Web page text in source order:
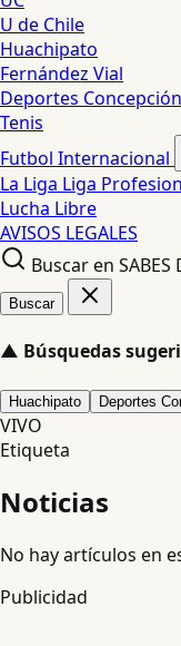
U de Chile
Huachipato
Fernández Vial
Deportes Concepción
Tenis
Futbol Internacional
La Liga Liga
Lucha Libre
AVISOS LEGALES
Buscar en
Buscar
▲ Búsquedas
Huachipato Deportes
VIVO
Etiqueta
Noticias
No hay artículos en
Publicidad